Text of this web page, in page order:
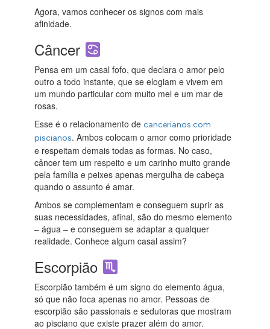
Agora, vamos conhecer os signos com mais
afinidade.
Câncer
Pensa em um casal fofo, que declara o amor pelo
outro a todo instante, que se elogiam e vivem em
um mundo particular com muito mel e um mar de
rosas.
Esse é o relacionamento decancerianos com
piscianos. Ambos colocam o amor como prioridade
e respeitam demais todas as formas. No caso,
câncer tem um respeito e um carinho muito grande
pela família e peixes apenas mergulha de cabeça
quando o assunto é amar.
Ambos se complementam e conseguem suprir as
suas necessidades, afinal, são do mesmo elemento
– água – e conseguem se adaptar a qualquer
realidade. Conhece algum casal assim?
Escorpião
Escorpião também é um signo do elemento água,
só que não foca apenas no amor. Pessoas de
escorpião são passionais e sedutoras que mostram
ao pisciano que existe prazer além do amor.